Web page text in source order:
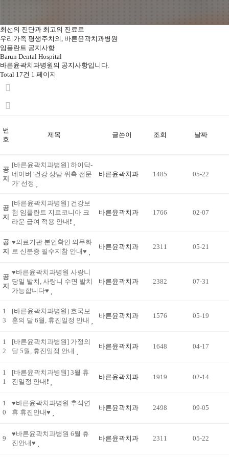
최선의 진단과 최고의 진료로
우리가족 평생주치의, 바른윤곽치과병원
임플란트 공지사항
Barun Dental Hospital
바른윤곽치과병원의 공지사항입니다.
Total 17건 1 페이지
번
호
제목 글쓴이 조회 날짜
공
지
[바른윤곽치과병원] 하이닥-
네이버 '건강 상담 위촉 전문
가' 선정
바른윤곽치과 1485 05-22
공
지
[바른윤곽치과병원] 건강보
험 임플란트 지르코니아 크
라운 급여 적용 안내❗
바른윤곽치과 1766 02-07
공
지
♥의료기관 본인확인 의무화
로 신분증 필수지참 안내♥
바른윤곽치과 2311 05-21
공
지
♥바른윤곽치과병원 사랑니
당일 발치, 사랑니 수면 발치
가능합니다♥
바른윤곽치과 2382 07-31
1
3
[바른윤곽치과병원] 호국보
훈의 달 6월, 휴진일정 안내
바른윤곽치과 1576 05-19
1
2
[바른윤곽치과병원] 가정의
달 5월, 휴진일정 안내
바른윤곽치과 1648 04-17
1
1
[바른윤곽치과병원] 3월 휴
진일정 안내❗
바른윤곽치과 1919 02-14
1
0
♥바른윤곽치과병원 추석연
휴 휴진안내♥
바른윤곽치과 2498 09-05
9
♥바른윤곽치과병원 6월 휴
진안내♥
바른윤곽치과 2311 05-22